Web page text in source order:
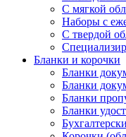
С мягкой
Наборы с
С твердой
Бланки и корочки
Бланки
Бланки
Бланки
Бланки